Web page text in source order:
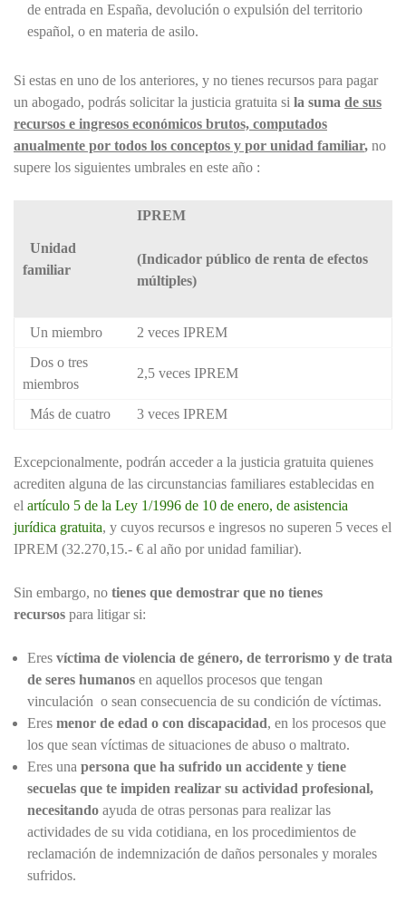
de entrada en España, devolución o expulsión del territorio
español, o en materia de asilo.
Si estas en uno de los anteriores, y no tienes recursos para pagar
un abogado, podrás solicitar la justicia gratuita si la suma de sus
recursos e ingresos económicos brutos, computados
anualmente por todos los conceptos y por unidad familiar, no
supere los siguientes umbrales en este año :
Unidad
familiar
IPREM
(Indicador público de renta de efectos
múltiples)
Un miembro
2 veces IPREM
Dos o tres
miembros
2,5 veces IPREM
Más de cuatro 3 veces IPREM
Excepcionalmente, podrán acceder a la justicia gratuita quienes
acrediten alguna de las circunstancias familiares establecidas en
el artículo 5 de la Ley 1/1996 de 10 de enero, de asistencia
jurídica gratuita, y cuyos recursos e ingresos no superen 5 veces el
IPREM (32.270,15.- € al año por unidad familiar).
Sin embargo, no tienes que demostrar que no tienes
recursos para litigar si:
Eres víctima de violencia de género, de terrorismo y de trata
de seres humanos en aquellos procesos que tengan
vinculación o sean consecuencia de su condición de víctimas.
Eres menor de edad o con discapacidad, en los procesos que
los que sean víctimas de situaciones de abuso o maltrato.
Eres una persona que ha sufrido un accidente y tiene
secuelas que te impiden realizar su actividad profesional,
necesitando ayuda de otras personas para realizar las
actividades de su vida cotidiana, en los procedimientos de
reclamación de indemnización de daños personales y morales
sufridos.